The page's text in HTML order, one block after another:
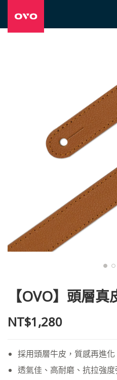
【OVO】頭層
NT$1,280
採用頭層牛皮，質感再進化
透氣佳、高耐磨、抗拉強